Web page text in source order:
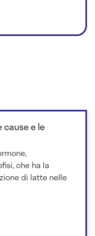
cause e le
che ha la
di latte nelle